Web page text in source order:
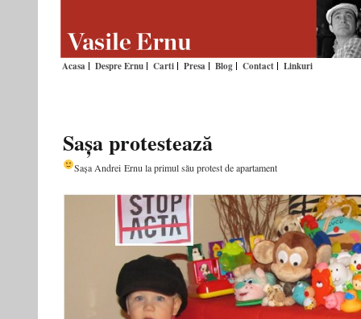
Acasa Despre Ernu Carti Presa Blog Contact Linkuri
Sașa protestează
Sașa Andrei Ernu la primul său protest de apartament